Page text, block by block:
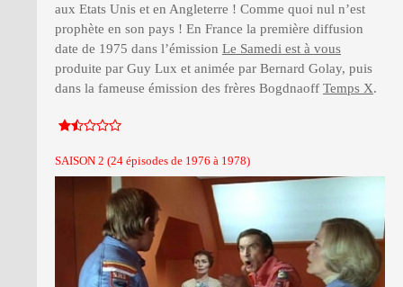
aux Etats Unis et en Angleterre ! Comme quoi nul n’est
prophète en son pays ! En France la première diffusion
date de 1975 dans l’émission Le Samedi est à vous
produite par Guy Lux et animée par Bernard Golay, puis
dans la fameuse émission des frères Bogdnaoff Temps X.
SAISON 2 (24 épisodes de 1976 à 1978)